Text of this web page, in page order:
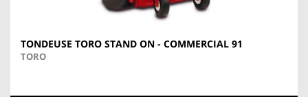
TONDEUSE TORO STAND ON - COMMERCIAL 91
TORO